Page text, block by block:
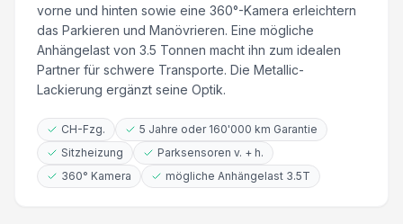
vorne und hinten sowie eine 360°-Kamera erleichtern
das Parkieren und Manövrieren. Eine mögliche
Anhängelast von 3.5 Tonnen macht ihn zum idealen
Partner für schwere Transporte. Die Metallic-
Lackierung ergänzt seine Optik.
CH-Fzg.
5 Jahre oder 160'000 km Garantie
Sitzheizung
Parksensoren v. + h.
360° Kamera
mögliche Anhängelast 3.5T